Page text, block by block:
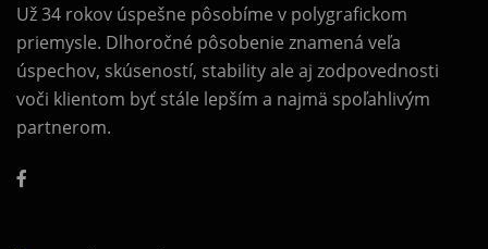
Už 34 rokov úspešne pôsobíme v polygrafickom
priemysle. Dlhoročné pôsobenie znamená veľa
úspechov, skúseností, stability ale aj zodpovednosti
voči klientom byť stále lepším a najmä spoľahlivým
partnerom.